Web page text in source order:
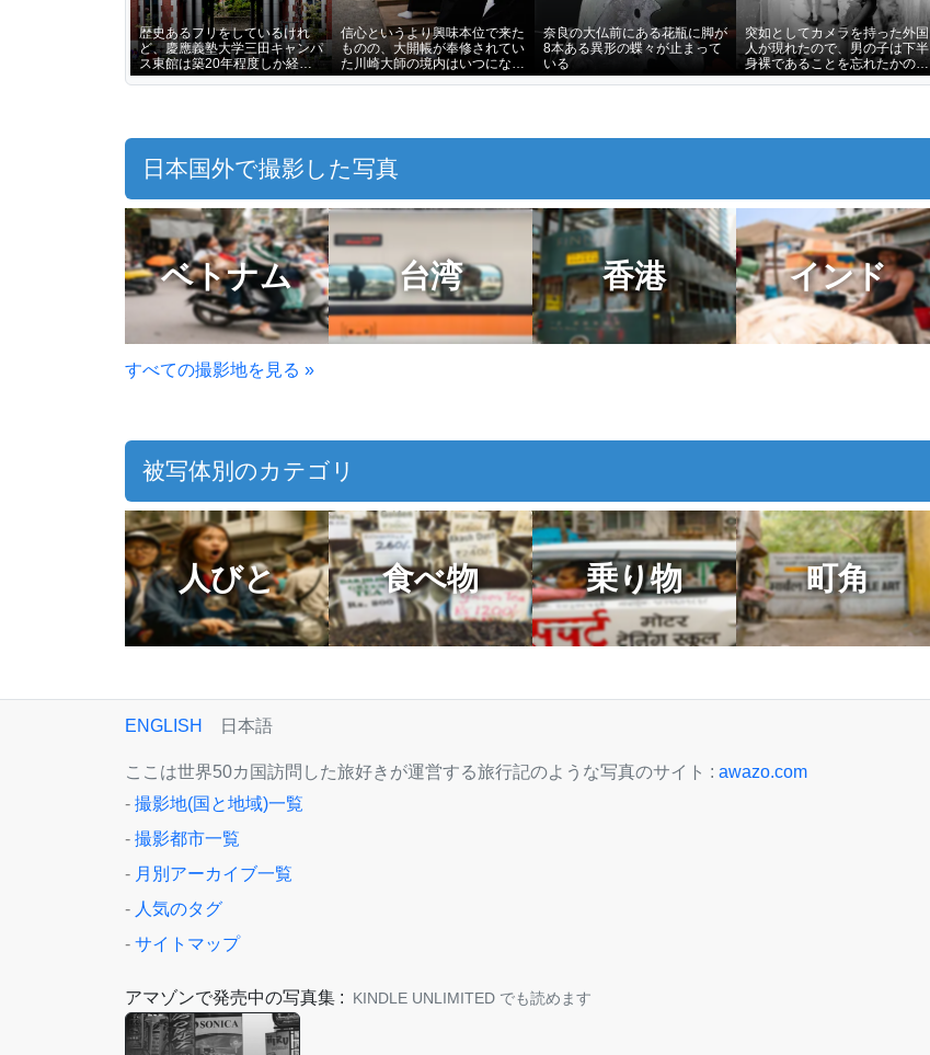
歴史あるフリをしているけれ
ど、慶應義塾大学三田キャンパ
ス東館は築20年程度しか経っ
ていない
信心というより興味本位で来た
ものの、大開帳が奉修されてい
た川崎大師の境内はいつになく
混んでいた
奈良の大仏前にある花瓶に脚が
8本ある異形の蝶々が止まって
いる
突如としてカメラを持った外国
人が現れたので、男の子は下半
身裸であることを忘れたかのよ
うに僕をじっと見つめ続けてい
日本国外で撮影した写真
ベトナム 台湾 香港 インド
すべての撮影地を見る »
被写体別のカテゴリ
人びと 食べ物 乗り物 町角
ENGLISH 日本語
ここは世界50カ国訪問した旅好きが運営する旅行記のような写真のサイト : awazo.com
- 撮影地(国と地域)一覧
- 撮影都市一覧
- 月別アーカイブ一覧
- 人気のタグ
- サイトマップ
アマゾンで発売中の写真集 : KINDLE UNLIMITED でも読めます